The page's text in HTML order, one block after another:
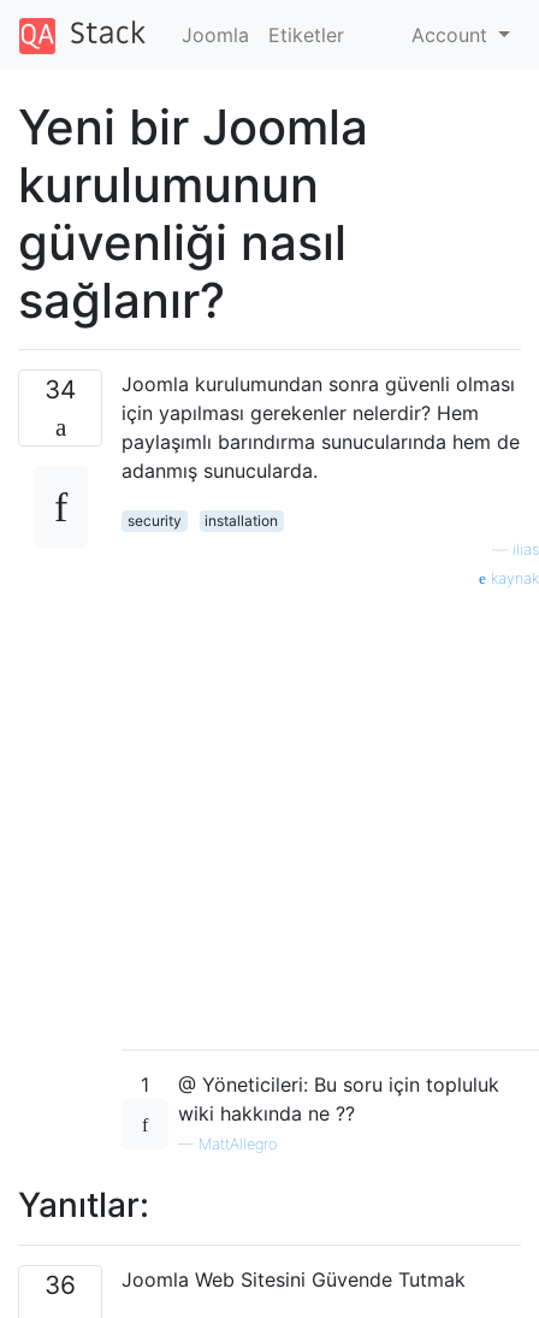
Joomla Etiketler Account
Yeni bir Joomla
kurulumunun
güvenliği nasıl
sağlanır?
34
Joomla kurulumundan sonra güvenli olması
için yapılması gerekenler nelerdir? Hem
paylaşımlı barındırma sunucularında hem de
adanmış sunucularda.
security
installation
ilias
kaynak
1
@ Yöneticileri: Bu soru için topluluk
wiki hakkında ne ??
— MattAllegro
Yanıtlar:
36
Joomla Web Sitesini Güvende Tutmak